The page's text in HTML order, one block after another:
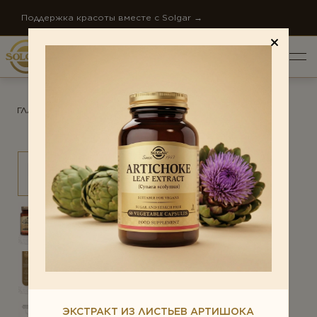
Поддержка красоты вместе с Solgar →
ПО НАПРАВЛЕНИЯМ
Антистресс
Внимание и память
Диета и детокс
Женское здоровье
КОНТАКТЫ
ГЛАВНАЯ АНТИСТРЕСС
ОБЩИЙ РЕЙТИНГ *
ОТЗЫВ *
ЭКСТРАКТ ИЗ ЛИСТЬЕВ АРТИШОКА